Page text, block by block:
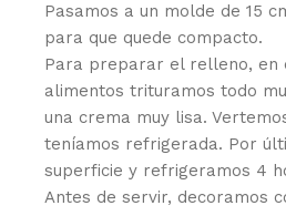
Pasamos a un molde de 15
para que quede compacto.
Para preparar el relleno, en
alimentos trituramos todo
una crema muy lisa.
teníamos refrigerada. Por
superficie y refrigeramos 4
Antes de servir, decoramos